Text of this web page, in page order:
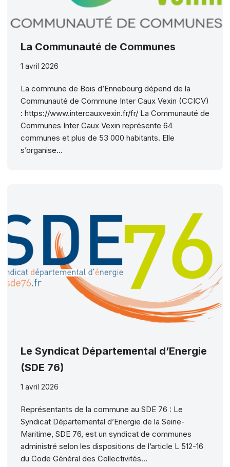
La Communauté de Communes
1 avril 2026
La commune de Bois d’Ennebourg dépend de la
Communauté de Commune Inter Caux Vexin (CCICV)
: https://www.intercauxvexin.fr/fr/ La Communauté de
Communes Inter Caux Vexin représente 64
communes et plus de 53 000 habitants. Elle
s’organise…
Le Syndicat Départemental d’Energie
(SDE 76)
1 avril 2026
Représentants de la commune au SDE 76 : Le
Syndicat Départemental d’Energie de la Seine-
Maritime, SDE 76, est un syndicat de communes
administré selon les dispositions de l’article L 512-16
du Code Général des Collectivités…